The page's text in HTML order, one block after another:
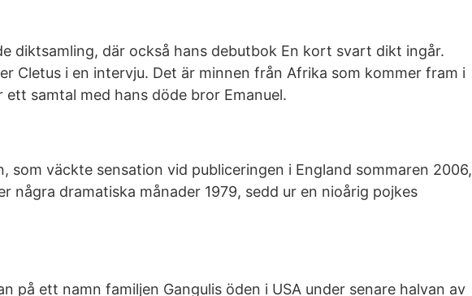
diktsamling, där också hans debutbok En kort svart dikt ingår.
Cletus i en intervju. Det är minnen från Afrika som kommer fram i
samtal med hans döde bror Emanuel.
som väckte sensation vid publiceringen i England sommaren 2006,
några dramatiska månader 1979, sedd ur en nioårig pojkes
på ett namn familjen Gangulis öden i USA under senare halvan av